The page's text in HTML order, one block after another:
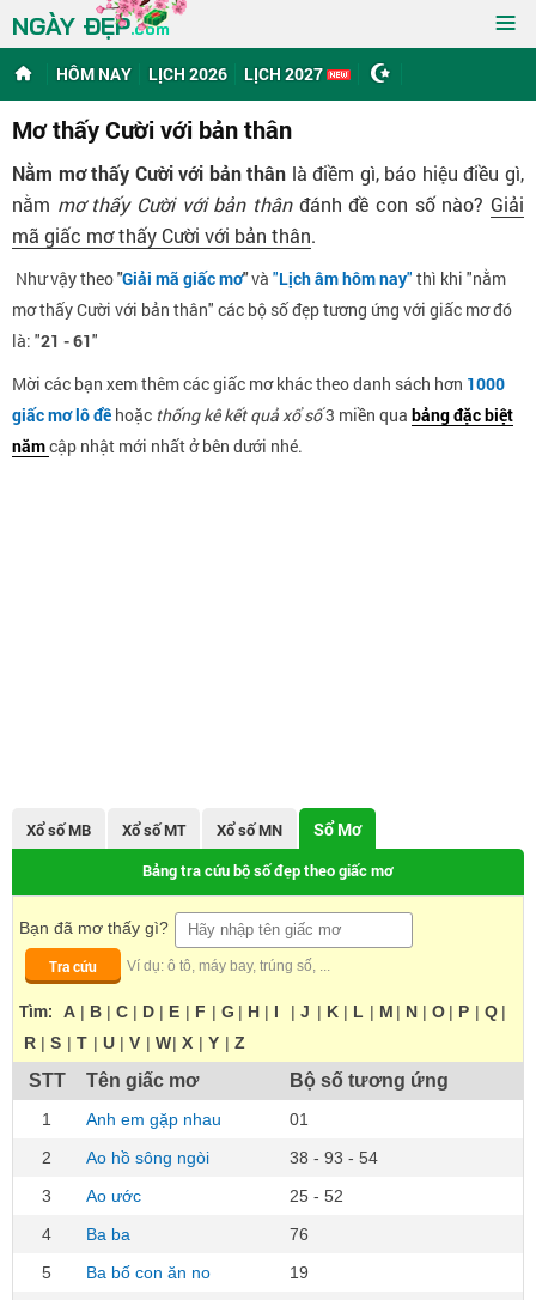
NGÀY ĐẸP.com ≡
HÔM NAY LỊCH 2026 LỊCH 2027
Mơ thấy Cười với bản thân
Nằm mơ thấy Cười với bản thân là điềm gì, báo hiệu điều gì,
nằm mơ thấy Cười với bản thânđánh đề con số nào? Giải
mã giấc mơ thấy Cười với bản thân.
Như vậy theo"Giải mã giấc mơ"và "Lịch âm hôm nay" thì khi "nằm
mơ thấy Cười với bản thân" các bộ số đẹp tương ứng với giấc mơ đó
là: "21 - 61"
Mời các bạn xem thêm các giấc mơ khác theo danh sách hơn 1000
giấc mơ lô đề hoặc thống kê kết quả xổ số3 miền qua bảng đặc biệt
nămcập nhật mới nhất ở bên dưới nhé.
Xổ số MB Xổ số MT Xổ số MN Sổ Mơ
Bảng tra cứu bộ số đẹp theo giấc mơ
Bạn đã mơ thấy gì?
Tra cứu
Ví dụ: ô tô, máy bay, trúng số, ...
Tìm: A | B | C | D | E | F | G | H | I | J | K | L | M | N | O | P | Q |
R | S | T | U | V | W| X | Y | Z
STT Tên giấc mơ Bộ số tương ứng
1 Anh em gặp nhau
01
2
Ao hồ sông ngòi
38 - 93 - 54
3
Ao ước
25 - 52
4
Ba ba
76
5
Ba bố con ăn no
19